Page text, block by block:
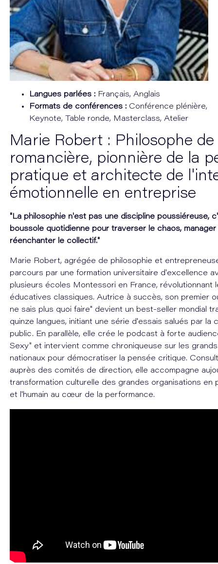
Langues parlées : Français, Anglais
Formats de conférences : Conférence plénière,
Keynote, Table ronde, Masterclass, Atelier
Marie Robert : Philosophe
romancière, pionnière de la
pratique et architecte de
émotionnelle en entreprise
"La philosophie n'est pas une discipline poussiéreuse,
boussole quotidienne pour traverser le chaos,
réenchanter le collectif."
Marie Robert, agrégée de philosophie et
parcours par une formation universitaire d'excellence
plusieurs écoles Montessori en France, révolutionnant
éducatives classiques. Autrice à succès, son premier
ne sais plus quoi faire" devient un best-seller mondial
quinze langues, initiant une série d'essais salués par la
public. En parallèle, elle crée le podcast à forte
Sexy" et intervient comme chroniqueuse sur les
nationaux pour démocratiser la pensée critique.
auprès des comités de direction, elle accompagne
transformation culturelle des grandes organisations en
et l'humain au cœur de la performance.